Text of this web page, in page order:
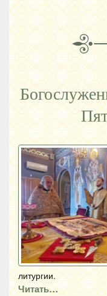
литургии.
Читать…